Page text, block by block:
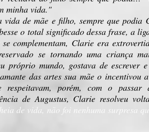
minha vida."
de mãe e filho, sempre que podia
o total significado dessa frase, a
complementam, Clarie era
se tornando uma criança
próprio mundo, gostava de escrever
das artes sua mãe o incentivou
porém, com o passar
de Augustus, Clarie resolveu
de vida, não foi nenhuma surpresa